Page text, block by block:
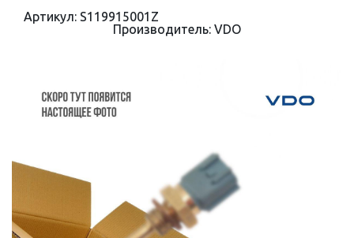
Артикул: S119915001Z
Производитель: VDO